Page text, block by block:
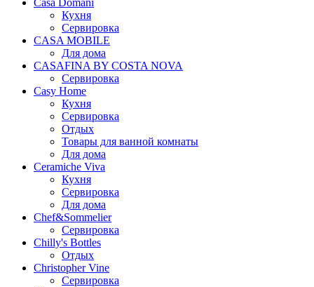
Casa Domani
Кухня
Сервировка
CASA MOBILE
Для дома
CASAFINA BY COSTA NOVA
Сервировка
Casy Home
Кухня
Сервировка
Отдых
Товары для ванной комнаты
Для дома
Ceramiche Viva
Кухня
Сервировка
Для дома
Chef&Sommelier
Сервировка
Chilly's Bottles
Отдых
Christopher Vine
Сервировка